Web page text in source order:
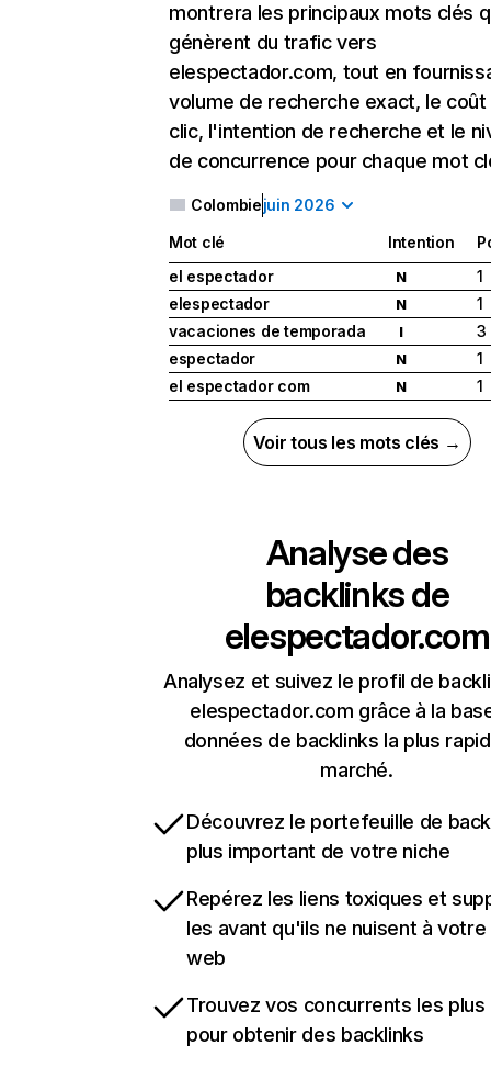
montrera les principaux mots clés
génèrent du trafic vers
elespectador.com, tout en
volume de recherche exact, le coût
clic, l'intention de recherche et le
de concurrence pour chaque mot
Colombiejuin 2026
Mot clé Intention
el espectador
N
1
elespectador
N
1
vacaciones de temporada
I
3
espectador
N
1
el espectador com
N 1
Voir tous les mots clés →
Analyse des
backlinks de
elespectador.com
Analysez et suivez le profil de
elespectador.com grâce à la
données de backlinks la plus
marché.
Découvrez le portefeuille de
plus important de votre niche
Repérez les liens toxiques et
les avant qu'ils ne nuisent à
web
Trouvez vos concurrents les
pour obtenir des backlinks